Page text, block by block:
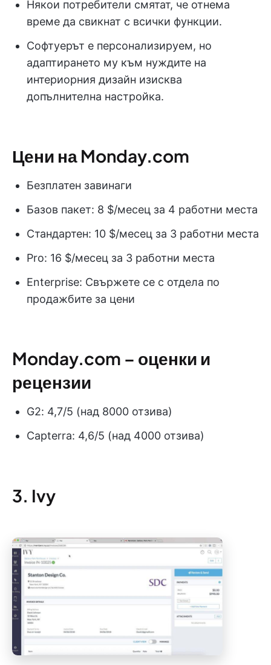
Някои потребители смятат, че отнема
време да свикнат с всички функции.
Софтуерът е персонализируем, но
адаптирането му към нуждите на
интериорния дизайн изисква
допълнителна настройка.
Цени на Monday.com
Безплатен завинаги
Базов пакет: 8 $/месец за 4 работни места
Стандартен: 10 $/месец за 3 работни места
Pro: 16 $/месец за 3 работни места
Enterprise: Свържете се с отдела по
продажбите за цени
Monday.com – оценки и
рецензии
G2: 4,7/5 (над 8000 отзива)
Capterra: 4,6/5 (над 4000 отзива)
3. Ivy